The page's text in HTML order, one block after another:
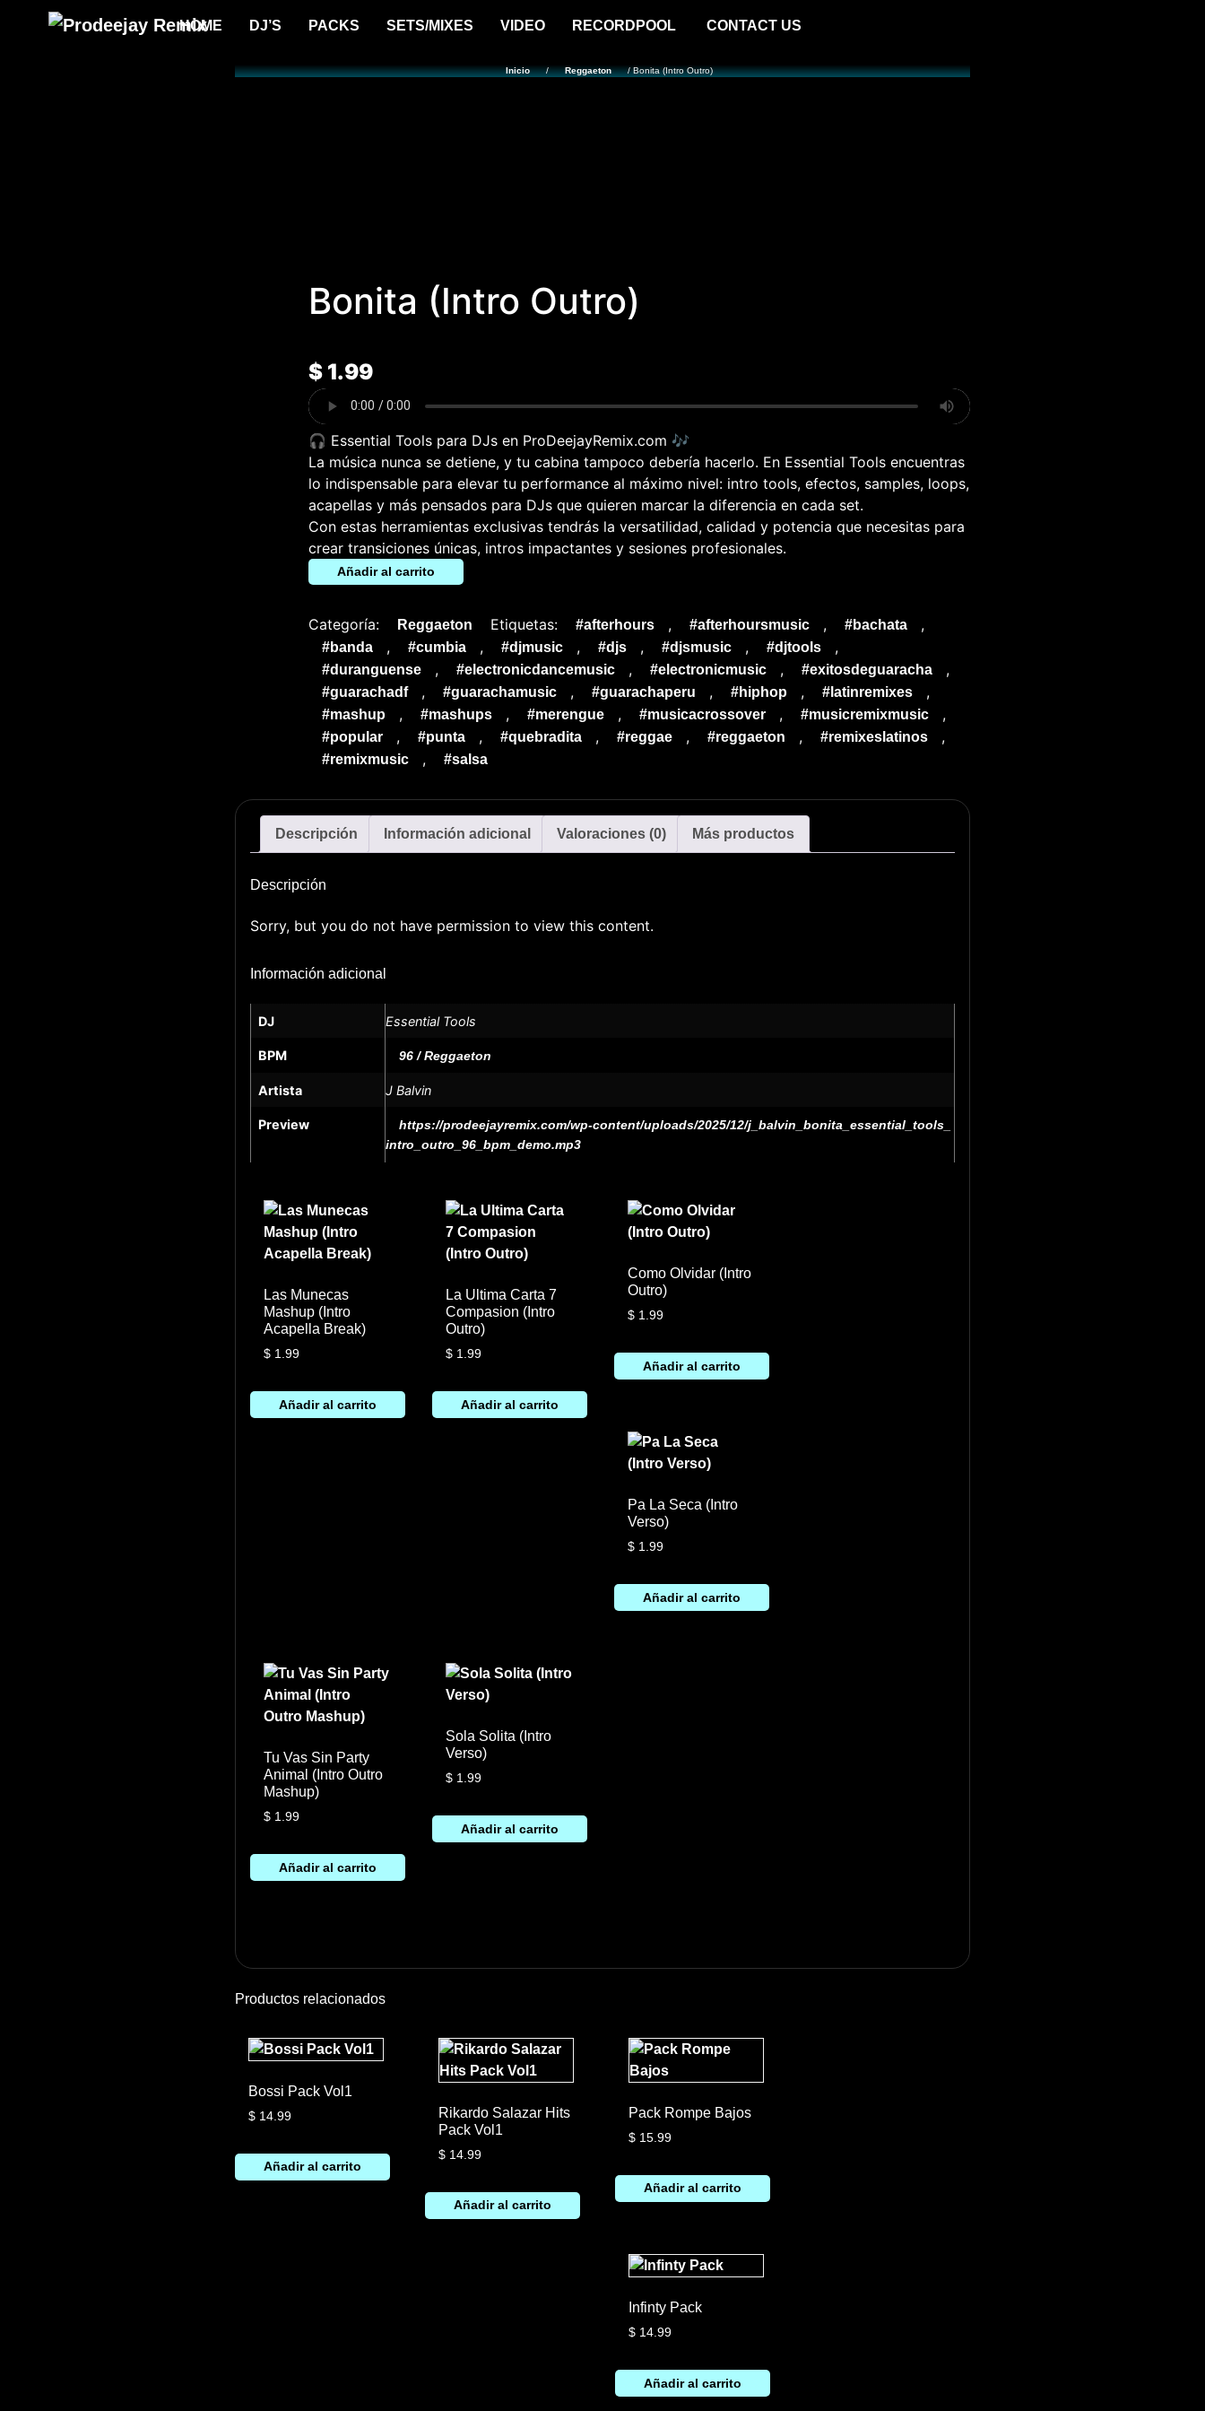
HOME DJ’S PACKS SETS/MIXES VIDEO RECORDPOOL CONTACT US
Inicio / Reggaeton / Bonita (Intro Outro)
Bonita (Intro Outro)
$1.99
🎧 Essential Tools para DJs en ProDeejayRemix.com 🎶
La música nunca se detiene, y tu cabina tampoco debería hacerlo. En Essential Tools encuentras
lo indispensable para elevar tu performance al máximo nivel: intro tools, efectos, samples, loops,
acapellas y más pensados para DJs que quieren marcar la diferencia en cada set.
Con estas herramientas exclusivas tendrás la versatilidad, calidad y potencia que necesitas para
crear transiciones únicas, intros impactantes y sesiones profesionales.
Añadir al carrito
Categoría: Reggaeton Etiquetas: #afterhours , #afterhoursmusic , #bachata ,
#banda , #cumbia , #djmusic , #djs , #djsmusic , #djtools ,
#duranguense , #electronicdancemusic , #electronicmusic , #exitosdeguaracha ,
#guarachadf , #guarachamusic , #guarachaperu , #hiphop , #latinremixes ,
#mashup , #mashups , #merengue , #musicacrossover , #musicremixmusic ,
#popular , #punta , #quebradita , #reggae , #reggaeton , #remixeslatinos ,
#remixmusic , #salsa
Descripción Información adicional Valoraciones (0) Más productos
Descripción
Sorry, but you do not have permission to view this content.
Información adicional
DJ Essential Tools
BPM 96 / Reggaeton
Artista J Balvin
Preview
https://prodeejayremix.com/wp-content/uploads/2025/12/j_balvin_bonita_essential_tools_
intro_outro_96_bpm_demo.mp3
Las Munecas
Mashup (Intro
Acapella Break)
$ 1.99
Añadir al carrito
La Ultima Carta 7
Compasion (Intro
Outro)
$ 1.99
Añadir al carrito
Como Olvidar (Intro
Outro)
$ 1.99
Añadir al carrito
Pa La Seca (Intro
Verso)
$ 1.99
Añadir al carrito
Tu Vas Sin Party
Animal (Intro Outro
Mashup)
$ 1.99
Añadir al carrito
Sola Solita (Intro
Verso)
$ 1.99
Añadir al carrito
Productos relacionados
Bossi Pack Vol1
$14.99
Añadir al carrito
Rikardo Salazar Hits
Pack Vol1
$14.99
Añadir al carrito
Pack Rompe Bajos
$15.99
Añadir al carrito
Infinty Pack
$14.99
Añadir al carrito